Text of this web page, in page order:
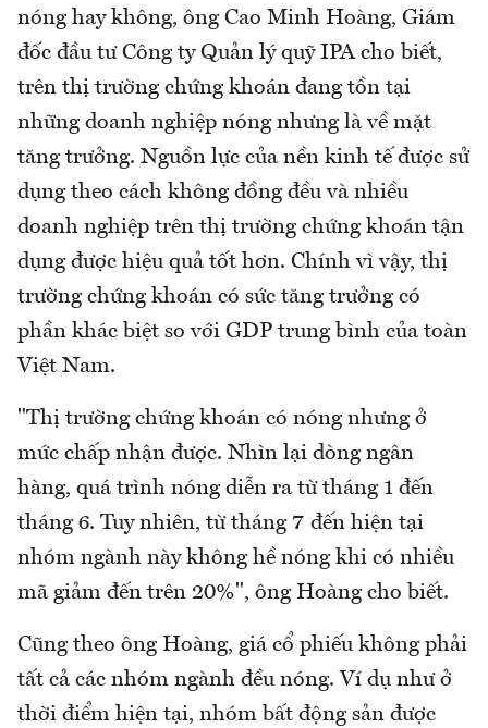
nóng hay không, ông Cao Minh Hoàng, Giám
đốc đầu tư Công ty Quản lý quỹ IPA cho biết,
trên thị trường chứng khoán đang tồn tại
những doanh nghiệp nóng nhưng là về mặt
tăng trưởng. Nguồn lực của nền kinh tế được sử
dụng theo cách không đồng đều và nhiều
doanh nghiệp trên thị trường chứng khoán tận
dụng được hiệu quả tốt hơn. Chính vì vậy, thị
trường chứng khoán có sức tăng trưởng có
phần khác biệt so với GDP trung bình của toàn
Việt Nam.
"Thị trường chứng khoán có nóng nhưng ở
mức chấp nhận được. Nhìn lại dòng ngân
hàng, quá trình nóng diễn ra từ tháng 1 đến
tháng 6. Tuy nhiên, từ tháng 7 đến hiện tại
nhóm ngành này không hề nóng khi có nhiều
mã giảm đến trên 20%", ông Hoàng cho biết.
Cũng theo ông Hoàng, giá cổ phiếu không phải
tất cả các nhóm ngành đều nóng. Ví dụ như ở
thời điểm hiện tại, nhóm bất động sản được